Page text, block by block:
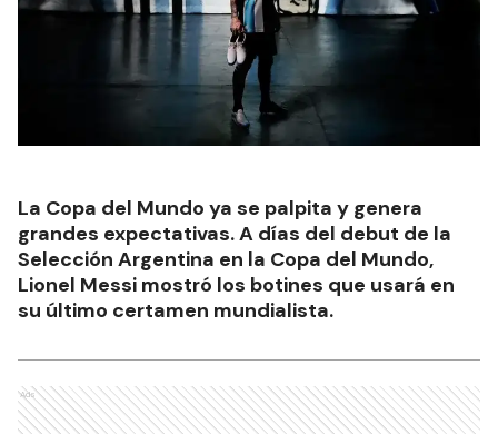
La Copa del Mundo ya se palpita y genera
grandes expectativas. A días del debut de la
Selección Argentina en la Copa del Mundo,
Lionel Messi mostró los botines que usará en
su último certamen mundialista.
Ads